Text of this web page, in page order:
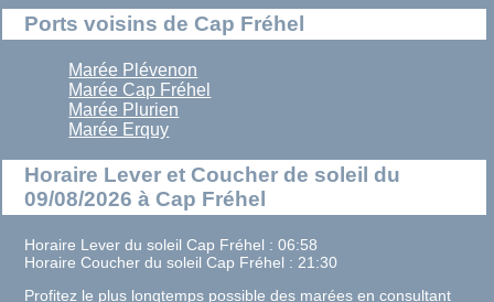
Ports voisins de Cap Fréhel
Marée Plévenon
Marée Cap Fréhel
Marée Plurien
Marée Erquy
Horaire Lever et Coucher de soleil du
09/08/2026 à Cap Fréhel
Horaire Lever du soleil Cap Fréhel : 06:58
Horaire Coucher du soleil Cap Fréhel : 21:30
Profitez le plus longtemps possible des marées en consultant